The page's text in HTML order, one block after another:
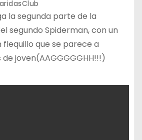
la segunda parte de la
segundo Spiderman, con un
que se parece a
joven(AAGGGGGHH!!!)